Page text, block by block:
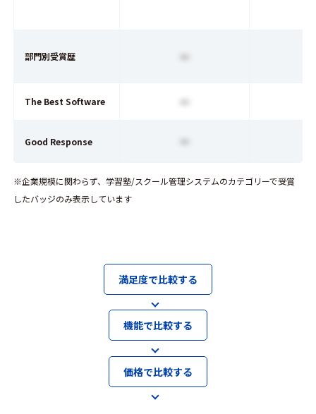
部門別受賞歴 ー
The Best Software ー
Good Response ー
※企業規模に関わらず、学習塾/スクール管理システムのカテゴリーで受賞
したバッジのみ表示しています
満足度で比較する
機能で比較する
価格で比較する